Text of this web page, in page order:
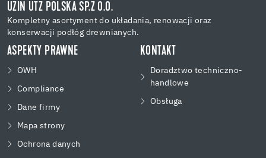
UZIN UTZ POLSKA SP.Z O.O.
Kompletny asortyment do układania, renowacji oraz
konserwacji podłóg drewnianych.
ASPEKTY PRAWNE
OWH
Compliance
Dane firmy
Mapa strony
Ochrona danych
KONTAKT
Doradztwo techniczno-
handlowe
Obsługa